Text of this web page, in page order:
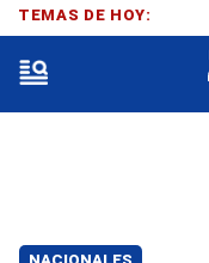
TEMAS DE HOY: